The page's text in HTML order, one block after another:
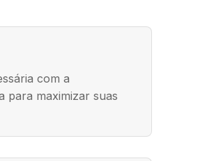
com a
para maximizar suas